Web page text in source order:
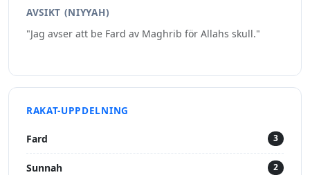
AVSIKT (NIYYAH)
"Jag avser att be Fard av Maghrib för Allahs skull."
RAKAT-UPPDELNING
Fard 3
Sunnah 2